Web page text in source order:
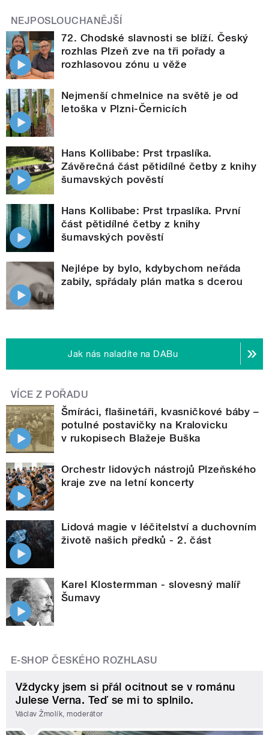
NEJPOSLOUCHANĚJŠÍ
72. Chodské slavnosti se blíží. Český
rozhlas Plzeň zve na tři pořady a
rozhlasovou zónu u věže
Nejmenší chmelnice na světě je od
letoška v Plzni-Černicích
Hans Kollibabe: Prst trpaslíka.
Závěrečná část pětidílné četby z knihy
šumavských pověstí
Hans Kollibabe: Prst trpaslíka. První
část pětidílné četby z knihy
šumavských pověstí
Nejlépe by bylo, kdybychom neřáda
zabily, spřádaly plán matka s dcerou
Jak nás naladíte na DABu
VÍCE Z POŘADU
Šmíráci, flašinetáři, kvasničkové báby –
potulné postavičky na Kralovicku
v rukopisech Blažeje Buška
Orchestr lidových nástrojů Plzeňského
kraje zve na letní koncerty
Lidová magie v léčitelství a duchovním
životě našich předků - 2. část
Karel Klostermman - slovesný malíř
Šumavy
E-SHOP ČESKÉHO ROZHLASU
Vždycky jsem si přál ocitnout se v románu
Julese Verna. Teď se mi to splnilo.
Václav Žmolík, moderátor